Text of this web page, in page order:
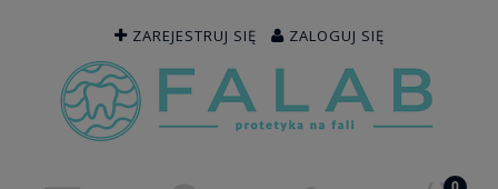
ZAREJESTRUJ SIĘ ZALOGUJ SIĘ